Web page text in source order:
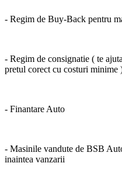
- Regim de Buy-Back pentru
- Regim de consignatie ( te
pretul corect cu costuri minime
- Finantare Auto
- Masinile vandute de BSB
inaintea vanzarii